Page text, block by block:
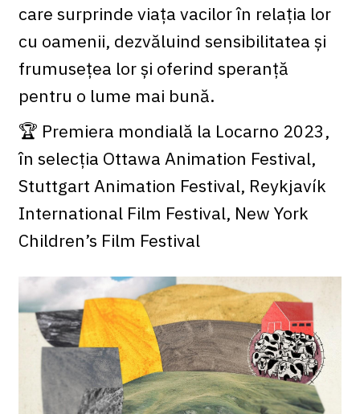
care surprinde viața vacilor în relația lor
cu oamenii, dezvăluind sensibilitatea și
frumusețea lor și oferind speranță
pentru o lume mai bună.
🏆 Premiera mondială la Locarno 2023,
în selecția Ottawa Animation Festival,
Stuttgart Animation Festival, Reykjavík
International Film Festival, New York
Children’s Film Festival